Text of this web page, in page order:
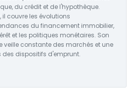
du crédit et de l'hypothèque.
il couvre les évolutions
du financement immobilier,
et les politiques monétaires. Son
veille constante des marchés et une
dispositifs d'emprunt.